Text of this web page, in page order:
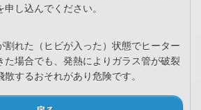
申し込んでください。
割れた（ヒビが入った）状態でヒーター
た場合でも、発熱によりガラス管が破裂
するおそれがあり危険です。